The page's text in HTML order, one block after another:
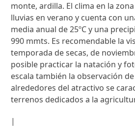
monte, ardilla. El clima en la
lluvias en verano y cuenta con
media anual de 25ºC y una
990 mmts. Es recomendable la
temporada de secas, de
posible practicar la natación y
escala también la observación
alrededores del atractivo se
terrenos dedicados a la
|